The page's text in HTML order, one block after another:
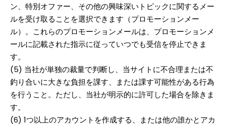
ン、特別オファー、その他の興味深いトピックに関するメー
ルを受け取ることを選択できます（プロモーションメー
ル）。これらのプロモーションメールは、プロモーションメ
ールに記載された指示に従っていつでも受信を停止できま
す。
(5) 当社が単独の裁量で判断し、当サイトに不合理または不
釣り合いに大きな負担を課す、または課す可能性がある行為
を行うこと。ただし、当社が明示的に許可した場合を除きま
す。
(6) 1つ以上のアカウントを作成する、または他の誰かとアカ